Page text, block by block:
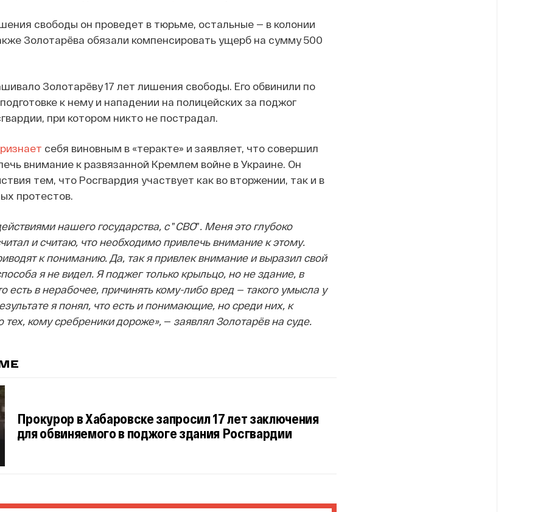
свободы он проведет в тюрьме, остальные — в колонии
Золотарёва обязали компенсировать ущерб на сумму 500
Золотарёву 17 лет лишения свободы. Его обвинили по
к нему и нападении на полицейских за поджог
при котором никто не пострадал.
себя виновным в «теракте» и заявляет, что совершил
внимание к развязанной Кремлем войне в Украине. Он
тем, что Росгвардия участвует как во вторжении, так и в
протестов.
нашего государства, с”СВО” . Меня это глубоко
и считаю, что необходимо привлечь внимание к этому.
к пониманию. Да, так я привлек внимание и выразил свой
я не видел. Я поджег только крыльцо, но не здание, в
есть в нерабочее, причинять кому-либо вред — такого умысла у
я понял, что есть и понимающие, но среди них, к
кому сребреники дороже», — заявлял Золотарёв на суде.
Прокурор в Хабаровске запросил 17 лет заключения
для обвиняемого в поджоге здания Росгвардии